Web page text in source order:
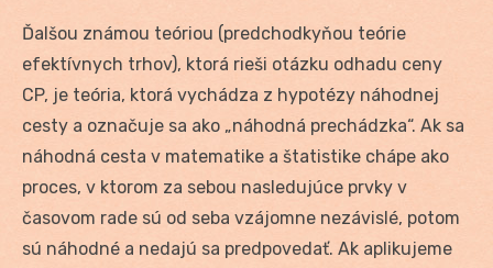
Ďalšou známou teóriou (predchodkyňou teórie
efektívnych trhov), ktorá rieši otázku odhadu ceny
CP, je teória, ktorá vychádza z hypotézy náhodnej
cesty a označuje sa ako „náhodná prechádzka“. Ak sa
náhodná cesta v matematike a štatistike chápe ako
proces, v ktorom za sebou nasledujúce prvky v
časovom rade sú od seba vzájomne nezávislé, potom
sú náhodné a nedajú sa predpovedať. Ak aplikujeme